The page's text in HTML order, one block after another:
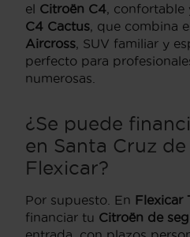
el Citroën C4 ,
C4 Cactus , que combina
Aircross , SUV familiar y
perfecto para
numerosas.
¿Se puede
en Santa Cruz
Flexicar?
Por supuesto. En Flexicar
financiar tu Citroën de